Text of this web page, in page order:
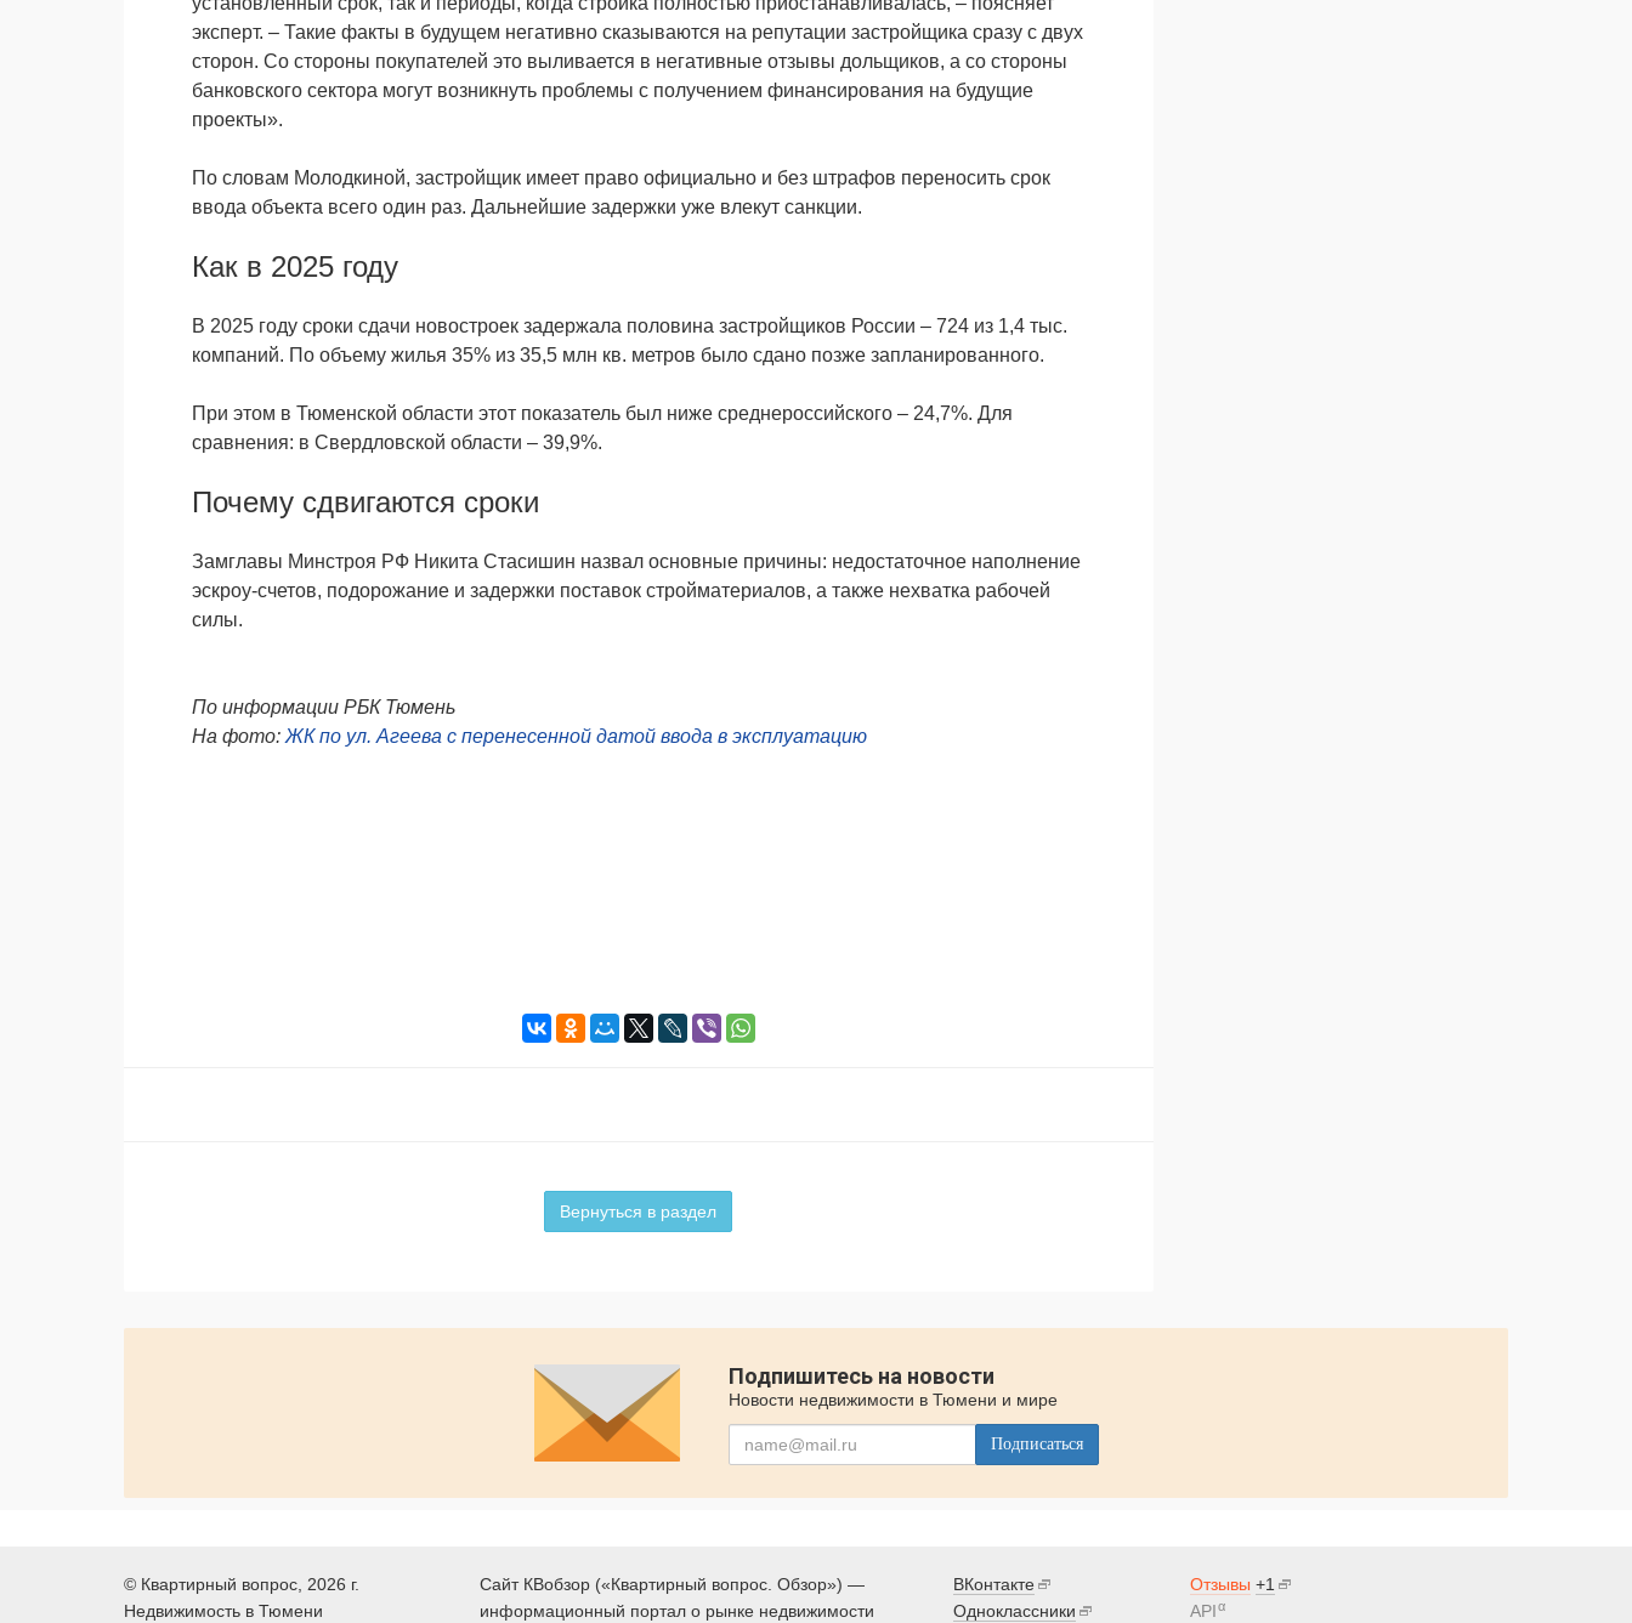
эксперт. – Такие факты в будущем негативно сказываются на репутации застройщика сразу с двух
сторон. Со стороны покупателей это выливается в негативные отзывы дольщиков, а со стороны
банковского сектора могут возникнуть проблемы с получением финансирования на будущие
проекты».
По словам Молодкиной, застройщик имеет право официально и без штрафов переносить срок
ввода объекта всего один раз. Дальнейшие задержки уже влекут санкции.
Как в 2025 году
В 2025 году сроки сдачи новостроек задержала половина застройщиков России – 724 из 1,4 тыс.
компаний. По объему жилья 35% из 35,5 млн кв. метров было сдано позже запланированного.
При этом в Тюменской области этот показатель был ниже среднероссийского – 24,7%. Для
сравнения: в Свердловской области – 39,9%.
Почему сдвигаются сроки
Замглавы Минстроя РФ Никита Стасишин назвал основные причины: недостаточное наполнение
эскроу-счетов, подорожание и задержки поставок стройматериалов, а также нехватка рабочей
силы.
По информации РБК Тюмень
На фото: ЖК по ул. Агеева с перенесенной датой ввода в эксплуатацию
Вернуться в раздел
Подпишитесь на новости
Новости недвижимости в Тюмени и мире
Подписаться
© Квартирный вопрос , 2026 г.
Недвижимость в Тюмени
Сайт КВобзор («Квартирный вопрос. Обзор») —
информационный портал о рынке недвижимости
ВКонтакте
Одноклассники
Отзывы +1
APIα